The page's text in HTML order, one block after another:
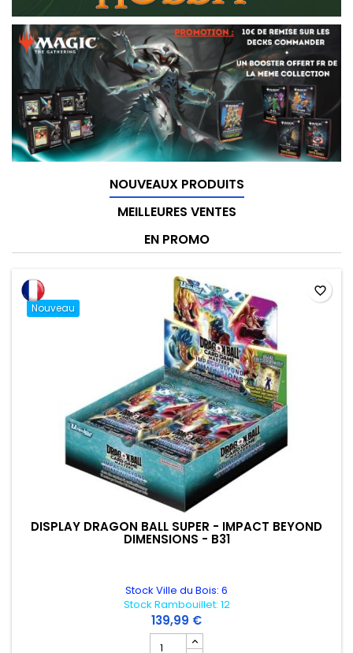
NOUVEAUX PRODUITS
MEILLEURES VENTES
EN PROMO
Nouveau
DISPLAY DRAGON BALL SUPER - IMPACT BEYOND
DIMENSIONS - B31
Stock Ville du Bois: 6
Stock Rambouillet: 12
139,99 €
Champ quantité du produit DISPLAY
favorite_border